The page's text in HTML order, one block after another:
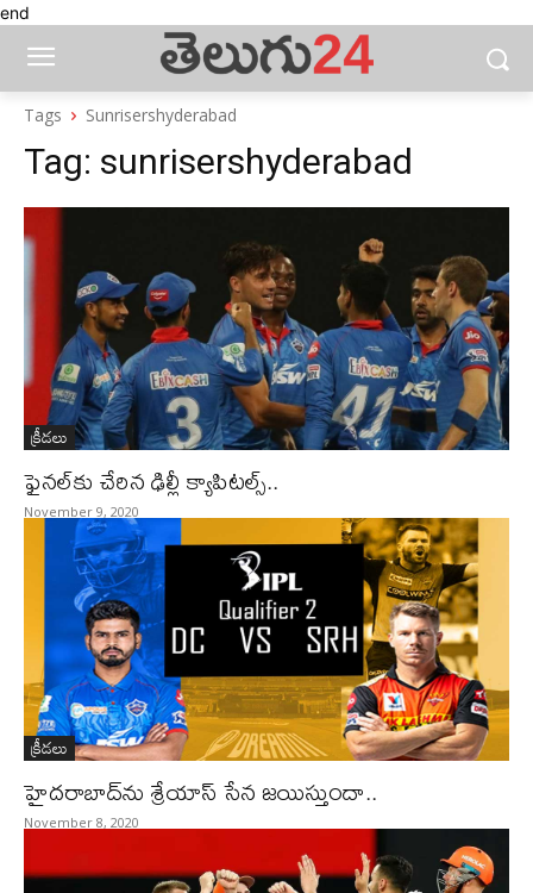
end
Tags Sunrisershyderabad
Tag: sunrisershyderabad
క్రీడలు
ఫైనల్‌కు చేరిన ఢిల్లీ క్యాపిటల్స్..
November 9, 2020
క్రీడలు
హైదరాబాద్‌ను శ్రేయాస్‌ సేన జయిస్తుందా..
November 8, 2020